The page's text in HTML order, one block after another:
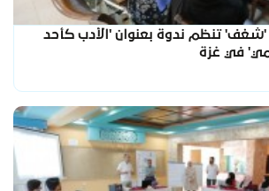
'شغف' تنظم ندوة بعنوان 'الأدب كأحد
في غزة